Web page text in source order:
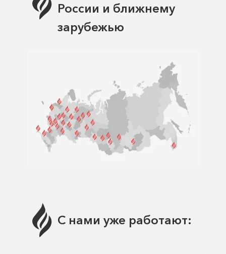
России и ближнему
зарубежью
С нами уже работают: